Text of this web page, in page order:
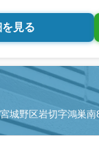
見る
城野区岩切字鴻巣南